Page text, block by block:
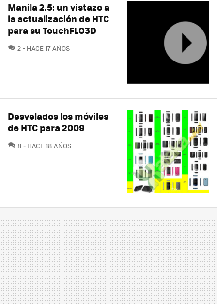
Manila 2.5: un vistazo a
la actualización de HTC
para su TouchFLO3D
2 COMENTARIOS
HACE 17 AÑOS
Desvelados los móviles
de HTC para 2009
8 COMENTARIOS
HACE 18 AÑOS